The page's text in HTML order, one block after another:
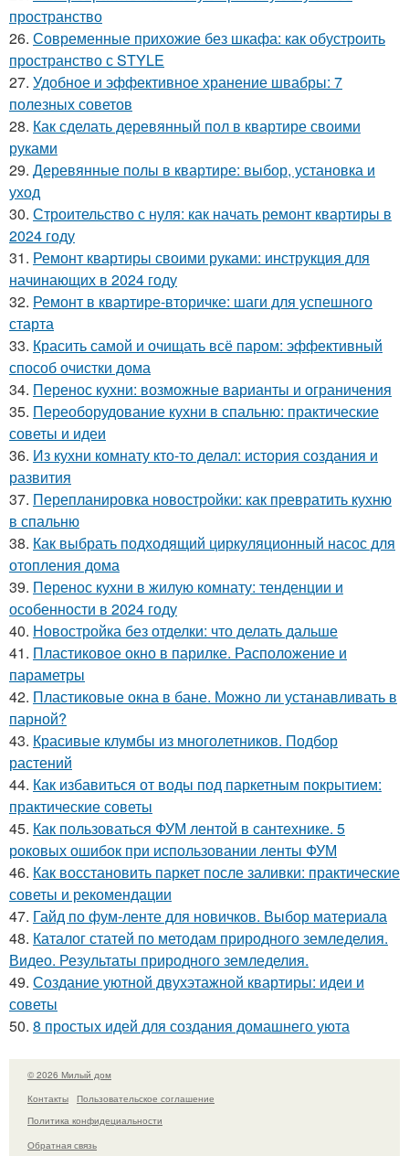
пространство
26. Современные прихожие без шкафа: как обустроить
пространство с STYLE
27. Удобное и эффективное хранение швабры: 7
полезных советов
28. Как сделать деревянный пол в квартире своими
руками
29. Деревянные полы в квартире: выбор, установка и
уход
30. Строительство с нуля: как начать ремонт квартиры в
2024 году
31. Ремонт квартиры своими руками: инструкция для
начинающих в 2024 году
32. Ремонт в квартире-вторичке: шаги для успешного
старта
33. Красить самой и очищать всё паром: эффективный
способ очистки дома
34. Перенос кухни: возможные варианты и ограничения
35. Переоборудование кухни в спальню: практические
советы и идеи
36. Из кухни комнату кто-то делал: история создания и
развития
37. Перепланировка новостройки: как превратить кухню
в спальню
38. Как выбрать подходящий циркуляционный насос для
отопления дома
39. Перенос кухни в жилую комнату: тенденции и
особенности в 2024 году
40. Новостройка без отделки: что делать дальше
41. Пластиковое окно в парилке. Расположение и
параметры
42. Пластиковые окна в бане. Можно ли устанавливать в
парной?
43. Красивые клумбы из многолетников. Подбор
растений
44. Как избавиться от воды под паркетным покрытием:
практические советы
45. Как пользоваться ФУМ лентой в сантехнике. 5
роковых ошибок при использовании ленты ФУМ
46. Как восстановить паркет после заливки: практические
советы и рекомендации
47. Гайд по фум-ленте для новичков. Выбор материала
48. Каталог статей по методам природного земледелия.
Видео. Результаты природного земледелия.
49. Создание уютной двухэтажной квартиры: идеи и
советы
50. 8 простых идей для создания домашнего уюта
© 2026 Милый дом
Контакты
Пользовательское соглашение
Политика конфидециальности
Обратная связь